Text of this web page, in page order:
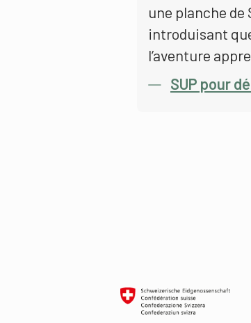
une planche
introduisant
l’aventure
SUP pour